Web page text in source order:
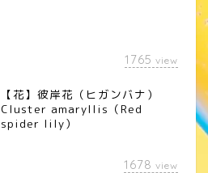
1765 view
【花】彼岸花（ヒガンバナ）
Cluster amaryllis（Red
spider lily）
1678 view